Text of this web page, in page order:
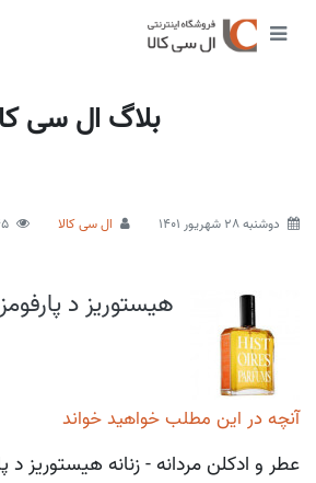
بلاگ ال سی
دوشنبه 28 شهریور 1401 ال سی کالا
هیستوریز د پارفومز
آنچه در این مطلب خواهید خواند
عطر و ادکلن مردانه - زنانه هیستوریز د